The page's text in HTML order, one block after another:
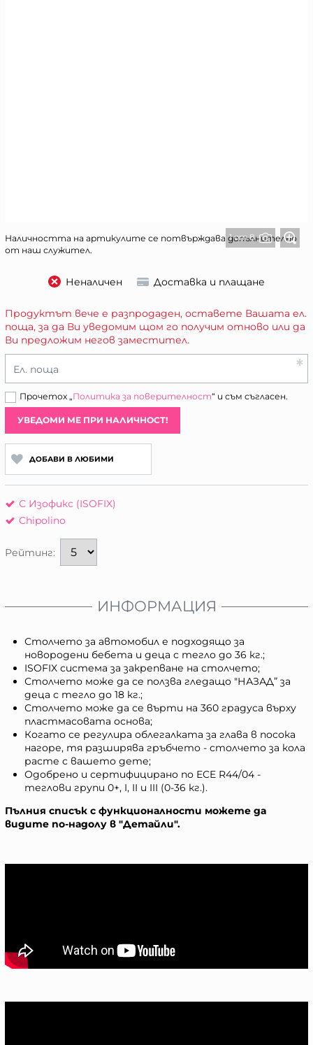
1 от 8
Наличността на артикулите се потвърждава допълнително
от наш служител.
Неналичен Доставка и плащане
Продуктът вече е разпродаден, оставете Вашата ел.
поща, за да Ви уведомим щом го получим отново или да
Ви предложим негов заместител.
Ел. поща
Прочетох „Политика за поверителност“ и съм съгласен.
УВЕДОМИ МЕ ПРИ НАЛИЧНОСТ!
ДОБАВИ В ЛЮБИМИ
С Изофикс (ISOFIX)
Chipolino
Рейтинг:
ИНФОРМАЦИЯ
Столчето за автомобил е подходящо за
новородени бебета и деца с тегло до 36 кг.;
ISOFIX система за закрепване на столчето;
Столчето може да се ползва гледащо "НАЗАД” за
деца с тегло до 18 кг.;
Столчето може да се върти на 360 градуса върху
пластмасовата основа;
Когато се регулира облегалката за глава в посока
нагоре, тя разширява гръбчето - столчето за кола
расте с вашето дете;
Одобрено и сертифицирано по ECE R44/04 -
теглови групи 0+, I, II и III (0-36 кг.).
Пълния списък с функционалности можете да
видите по-надолу в "Детайли".